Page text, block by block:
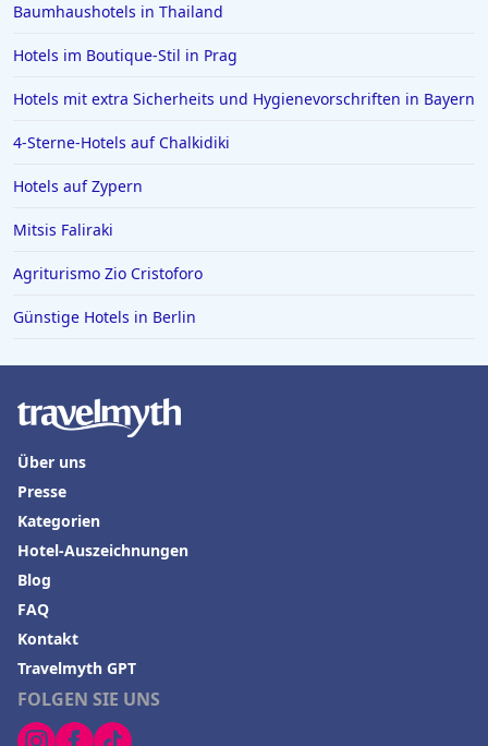
Baumhaushotels in Thailand
Hotels im Boutique-Stil in Prag
Hotels mit extra Sicherheits und Hygienevorschriften in Bayern
4-Sterne-Hotels auf Chalkidiki
Hotels auf Zypern
Mitsis Faliraki
Agriturismo Zio Cristoforo
Günstige Hotels in Berlin
FOLGEN SIE UNS
Über uns
Presse
Kategorien
Hotel-Auszeichnungen
Blog
FAQ
Kontakt
Travelmyth GPT